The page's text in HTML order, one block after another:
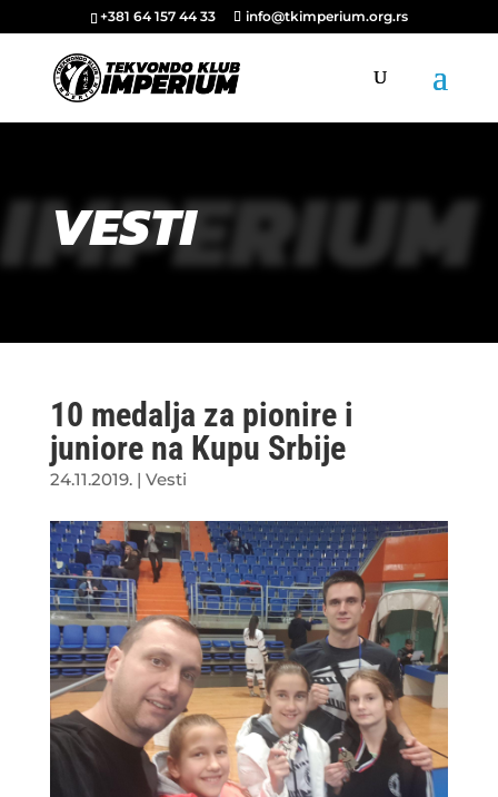
+381 64 157 44 33 info@tkimperium.org.rs
IMPERIUM
VESTI
10 medalja za pionire i
juniore na Kupu Srbije
24.11.2019.| Vesti